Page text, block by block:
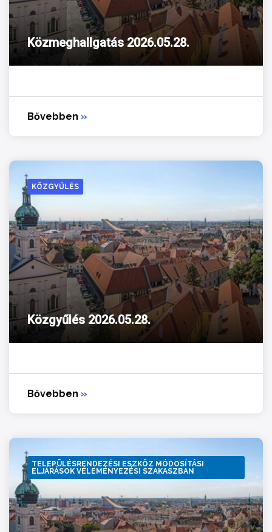
Közmeghallgatás 2026.05.28.
Bővebben »
KÖZGYŰLÉS
Közgyűlés 2026.05.28.
Bővebben »
TELEPÜLÉSRENDEZÉSI ESZKÖZ MÓDOSÍTÁSI
ELJÁRÁSOK VÉLEMÉNYEZÉSI SZAKASZBAN